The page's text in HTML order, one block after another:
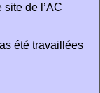
site de l’AC
été travaillées